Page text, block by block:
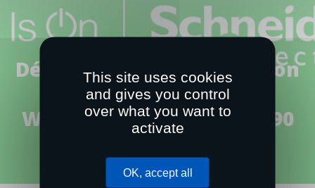
Déploiement d'une solution
Salesforce unique
Worldwide (Single Org, >90
This site uses cookies
and gives you control
over what you want to
activate
OK, accept all